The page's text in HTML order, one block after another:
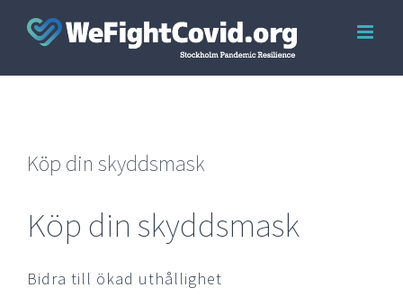
Köp din skyddsmask
Köp din skyddsmask
Bidra till ökad uthållighet